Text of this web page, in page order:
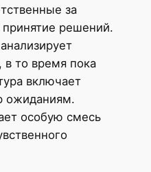
за
принятие решений.
то время пока
включает
ожиданиям.
особую смесь